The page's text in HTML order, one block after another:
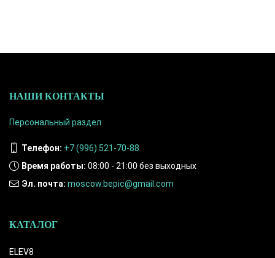
НАШИ КОНТАКТЫ
Персональный раздел
Телефон: +7 (996) 521-70-88
Время работы: 08:00 - 21:00 без выходных
Эл. почта: moscow.bepic@gmail.com
КАТАЛОГ
ELEV8